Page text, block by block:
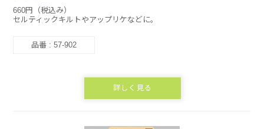
660円（税込み）
セルティックキルトやアップリケなどに。
品番 : 57-902
詳しく見る